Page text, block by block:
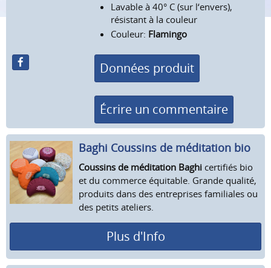
Lavable à 40° C (sur l‘envers),
résistant à la couleur
Couleur: Flamingo
Données produit
Écrire un commentaire
Baghi Coussins de méditation bio
Coussins de méditation Baghi certifiés bio
et du commerce équitable. Grande qualité,
produits dans des entreprises familiales ou
des petits ateliers.
Plus d'Info